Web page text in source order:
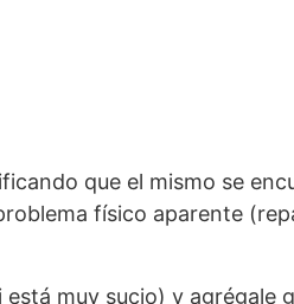
que el mismo se
físico aparente
muy sucio) y agrégale